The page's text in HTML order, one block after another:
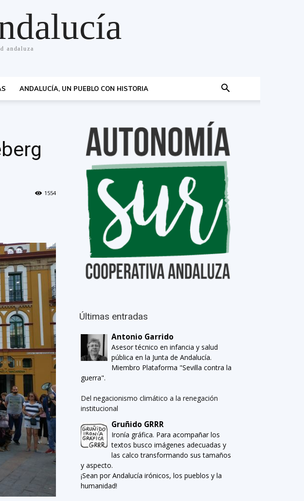
andaluza
ANDALUCÍA, UN PUEBLO CON HISTORIA
1554
Últimas entradas
Antonio Garrido
Asesor técnico en infancia y salud
pública en la Junta de Andalucía.
Miembro Plataforma "Sevilla contra la
guerra".
Del negacionismo climático a la renegación
institucional
Gruñido GRRR
Ironía gráfica. Para acompañar los
textos busco imágenes adecuadas y
las calco transformando sus tamaños
y aspecto.
¡Sean por Andalucía irónicos, los pueblos y la
humanidad!